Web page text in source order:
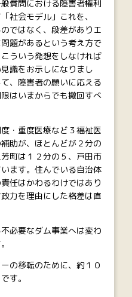
質問における障害者権利
社会モデル」これを、
ではなく、段差がありエ
題があるという考え方で
ういう発想をしなければ
識をお示しになりまし
、障害者の願いに応える
はいまからでも撤回すべ
・重度医療など３福祉医
助が、ほとんどが２分の
町は１２分の５、戸田市
ます。住んでいる自治体
任はかわるわけではあり
力を理由にした格差は直
必要なダム事業へは変わ
の移転のために、約１０
す。